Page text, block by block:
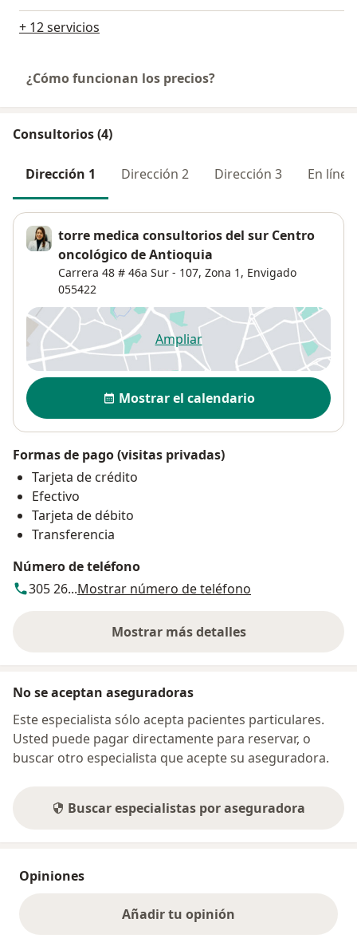
+ 12 servicios
¿Cómo funcionan los precios?
Consultorios (4)
Dirección 1 Dirección 2 Dirección 3 En línea
torre medica consultorios del sur Centro
oncológico de Antioquia
Carrera 48 # 46a Sur - 107, Zona 1 , Envigado
055422
Ampliarse abre en una nueva
Disponibilidad
Mostrar el calendario
Formas de pago (visitas privadas)
Tarjeta de crédito
Efectivo
Tarjeta de débito
Transferencia
Número de teléfono
305 26...Mostrar número de teléfono
Mostrar más detalles
sobre la dirección
No se aceptan aseguradoras
Este especialista sólo acepta pacientes particulares.
Usted puede pagar directamente para reservar, o
buscar otro especialista que acepte su aseguradora.
Buscar especialistas por aseguradora
Opiniones
Añadir tu opinión